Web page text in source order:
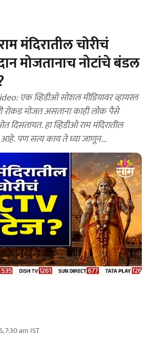
मंदिरातील चोरीचं
मोजतानाच नोटांचे बंडल
एक व्हिडीओ सोशल मीडियावर व्हायरल
रोकड मोजत असताना काही लोक पैसे
दिसतायत. हा व्हिडीओ राम मंदिरातील
पण सत्य काय ते घ्या जाणून...
7:30 am IST